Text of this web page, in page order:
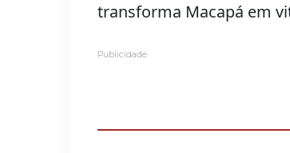
transforma Macapá em
Publicidade